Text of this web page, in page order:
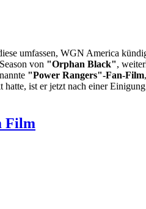
umfassen, WGN America
von "Orphan Black",
"Power Rangers"-Fan-Film
ist er jetzt nach einer
Film